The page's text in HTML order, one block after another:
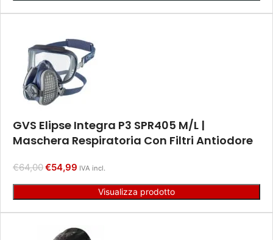
GVS Elipse Integra P3 SPR405 M/L |
Maschera Respiratoria Con Filtri Antiodore
€64,00€54,99 IVA incl.
Visualizza prodotto